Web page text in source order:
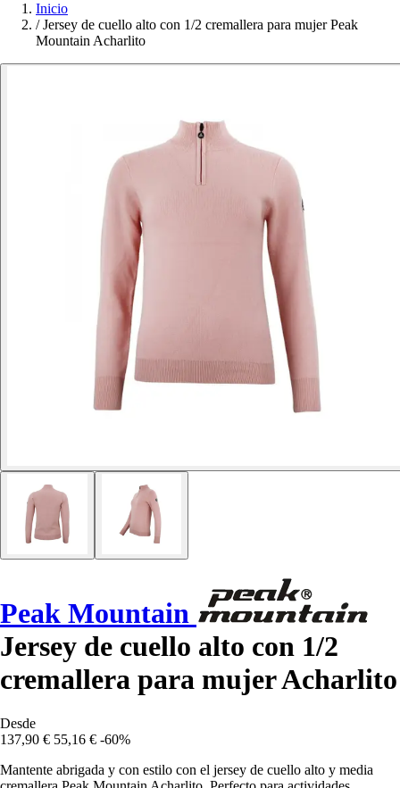
Inicio
/ Jersey de cuello alto con 1/2 cremallera para mujer Peak
Mountain Acharlito
Peak Mountain
Jersey de cuello alto con 1/2
cremallera para mujer Acharlito
Desde
137,90 € 55,16 € -60%
Mantente abrigada y con estilo con el jersey de cuello alto y media